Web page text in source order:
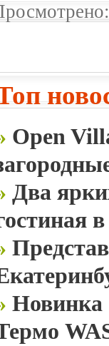
Open
Два
Новинка